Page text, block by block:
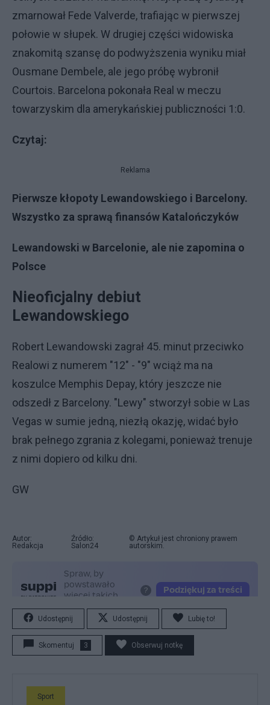
zmarnował Fede Valverde, trafiając w pierwszej
połowie w słupek. W drugiej części widowiska
znakomitą szansę do podwyższenia wyniku miał
Ousmane Dembele, ale jego próbę wybronił
Courtois. Barcelona pokonała Real w meczu
towarzyskim dla amerykańskiej publiczności 1:0.
Czytaj:
Reklama
Pierwsze kłopoty Lewandowskiego i Barcelony.
Wszystko za sprawą finansów Katalończyków
Lewandowski w Barcelonie, ale nie zapomina o
Polsce
Nieoficjalny debiut
Lewandowskiego
Robert Lewandowski zagrał 45. minut przeciwko
Realowi z numerem "12" - "9" wciąż ma na
koszulce Memphis Depay, który jeszcze nie
odszedł z Barcelony. "Lewy" stworzył sobie w Las
Vegas w sumie jedną, niezłą okazję, widać było
brak pełnego zgrania z kolegami, ponieważ trenuje
z nimi dopiero od kilku dni.
GW
Autor:
Redakcja
Źródło:
Salon24
© Artykuł jest chroniony prawem
autorskim.
Udostępnij Udostępnij Lubię to!
Skomentuj 3 Obserwuj notkę
Sport